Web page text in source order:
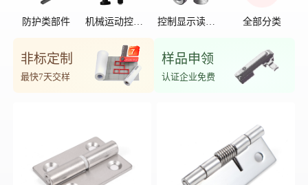
防护类部件
机械运动控制
控制显示读数
全部分类
非标定制
最快7天交样
样品申领
认证企业免费